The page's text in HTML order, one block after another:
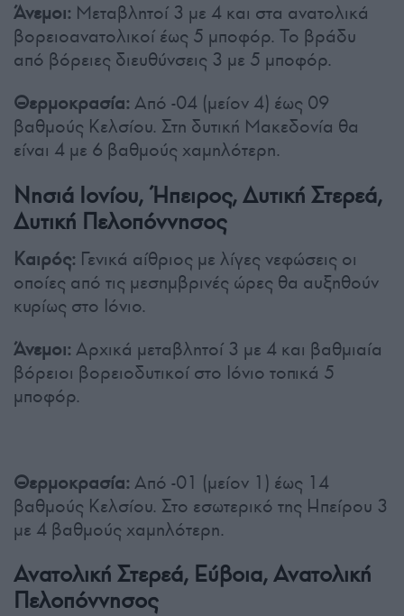
Άνεμοι: Μεταβλητοί 3 με 4 και στα ανατολικά
βορειοανατολικοί έως 5 μποφόρ. Το βράδυ
από βόρειες διευθύνσεις 3 με 5 μποφόρ.
Θερμοκρασία: Από -04 (μείον 4) έως 09
βαθμούς Κελσίου. Στη δυτική Μακεδονία θα
είναι 4 με 6 βαθμούς χαμηλότερη.
Νησιά Ιονίου, Ήπειρος, Δυτική Στερεά,
Δυτική Πελοπόννησος
Καιρός: Γενικά αίθριος με λίγες νεφώσεις οι
οποίες από τις μεσημβρινές ώρες θα αυξηθούν
κυρίως στο Ιόνιο.
Άνεμοι: Αρχικά μεταβλητοί 3 με 4 και βαθμιαία
βόρειοι βορειοδυτικοί στο Ιόνιο τοπικά 5
μποφόρ.
Θερμοκρασία: Από -01 (μείον 1) έως 14
βαθμούς Κελσίου. Στο εσωτερικό της Ηπείρου 3
με 4 βαθμούς χαμηλότερη.
Ανατολική Στερεά, Εύβοια, Ανατολική
Πελοπόννησος